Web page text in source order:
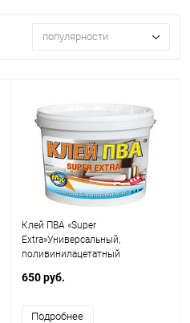
популярности
Клей ПВА «Super
Extra»Универсальный,
поливинилацетатный
650 руб.
Подробнее